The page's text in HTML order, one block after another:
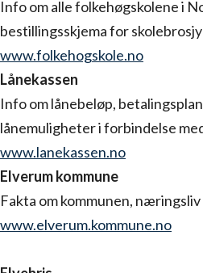
Info om alle folkehøgskolene i
bestillingsskjema for
www.folkehogskole.no
Lånekassen
Info om lånebeløp,
lånemuligheter i forbindelse
www.lanekassen.no
Elverum kommune
Fakta om kommunen,
www.elverum.kommune.no